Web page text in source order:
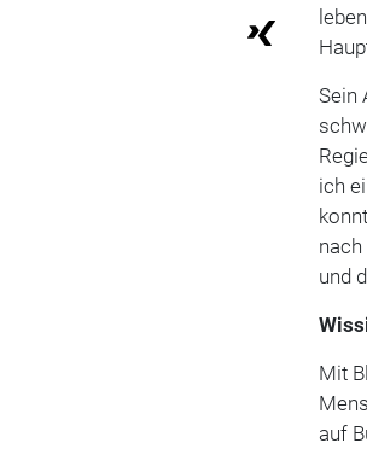
Sein
ich
und
Mit
auf